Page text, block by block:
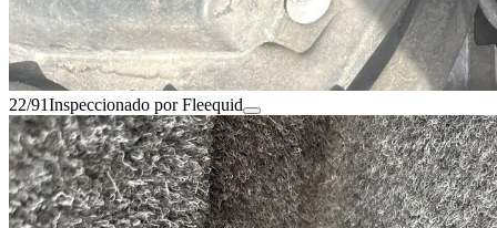
22/91Inspeccionado por Fleequid